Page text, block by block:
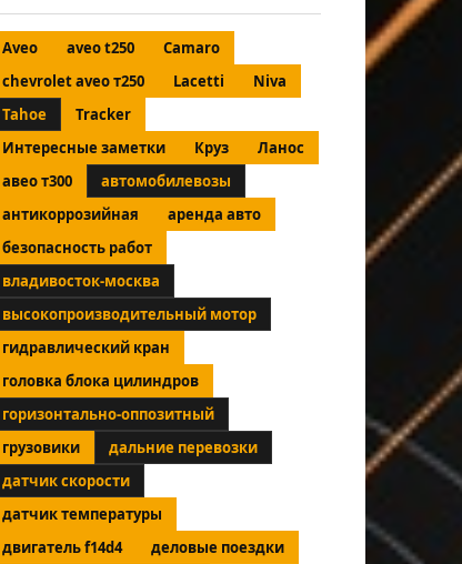
Aveo aveo t250
Camaro
chevrolet aveo т250
Lacetti
Niva
Tahoe
Tracker
Интересные заметки
Круз
Ланос
авео т300
автомобилевозы
антикоррозийная
аренда авто
безопасность работ
владивосток-москва
высокопроизводительный мотор
гидравлический кран
головка блока цилиндров
горизонтально-оппозитный
грузовики
дальние перевозки
датчик скорости
датчик температуры
двигатель f14d4
деловые поездки